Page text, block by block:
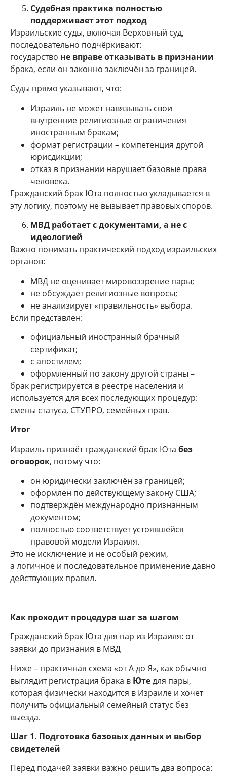
Судебная практика полностью
поддерживает этот подход
Израильские суды, включая Верховный суд,
последовательно подчёркивают:
государство не вправе отказывать в признании
брака, если он законно заключён за границей.
Суды прямо указывают, что:
Израиль не может навязывать свои
внутренние религиозные ограничения
иностранным бракам;
формат регистрации – компетенция другой
юрисдикции;
отказ в признании нарушает базовые права
человека.
Гражданский брак Юта полностью укладывается в
эту логику, поэтому не вызывает правовых споров.
МВД работает с документами, а не с
идеологией
Важно понимать практический подход израильских
органов:
МВД не оценивает мировоззрение пары;
не обсуждает религиозные вопросы;
не анализирует «правильность» выбора.
Если представлен:
официальный иностранный брачный
сертификат;
с апостилем;
оформленный по закону другой страны –
брак регистрируется в реестре населения и
используется для всех последующих процедур:
смены статуса, СТУПРО, семейных прав.
Итог
Израиль признаёт гражданский брак Юта без
оговорок, потому что:
он юридически заключён за границей;
оформлен по действующему закону США;
подтверждён международно признанным
документом;
полностью соответствует устоявшейся
правовой модели Израиля.
Это не исключение и не особый режим,
а логичное и последовательное применение давно
действующих правил.
Как проходит процедура шаг за шагом
Гражданский брак Юта для пар из Израиля: от
заявки до признания в МВД
Ниже – практичная схема «от А до Я», как обычно
выглядит регистрация брака в Ютедля пары,
которая физически находится в Израиле и хочет
получить официальный семейный статус без
выезда.
Шаг 1. Подготовка базовых данных и выбор
свидетелей
Перед подачей заявки важно решить два вопроса: